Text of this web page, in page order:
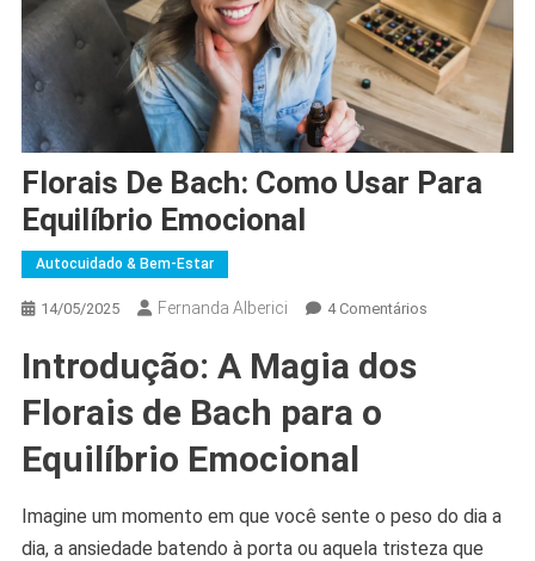
Florais De Bach: Como Usar Para
Equilíbrio Emocional
Autocuidado & Bem-Estar
14/05/2025 Fernanda Alberici 4 ComentáriosEm
Emocional
Introdução: A Magia dos
Florais de Bach para o
Equilíbrio Emocional
Imagine um momento em que você sente o peso do dia a
dia, a ansiedade batendo à porta ou aquela tristeza que